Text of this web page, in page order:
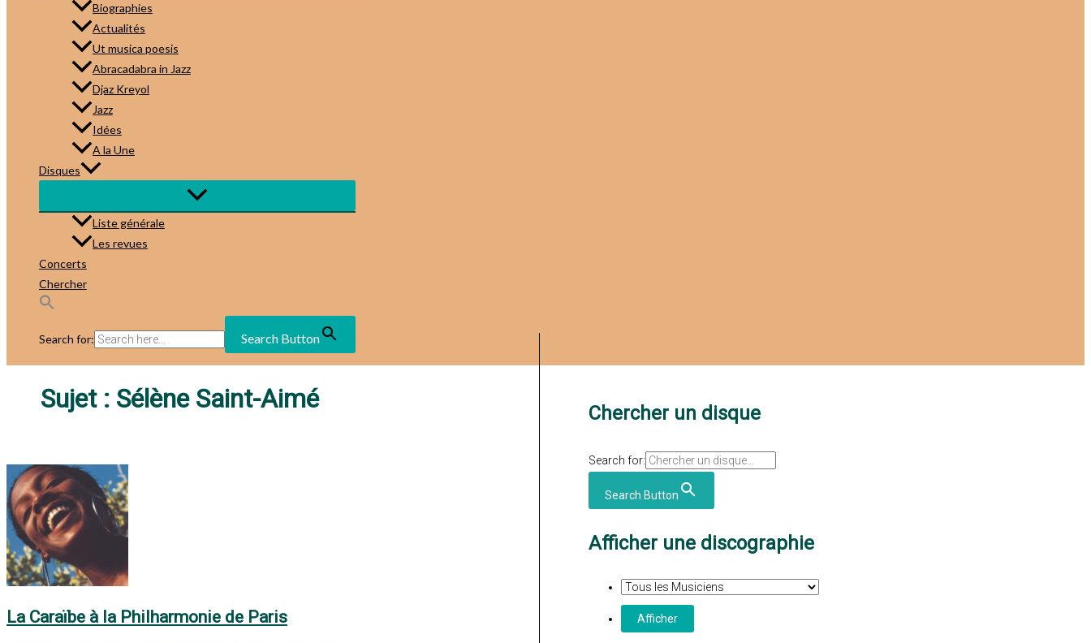
Biographies
Actualités
Ut musica poesis
Abracadabra in Jazz
Djaz Kreyol
Jazz
Idées
A la Une
Disques
Liste générale
Les revues
Concerts
Chercher
Search for: Search Button
Sujet : Sélène Saint-Aimé
La Caraïbe à la Philharmonie de Paris
Chercher un disque
Search for:
Search Button
Afficher une discographie